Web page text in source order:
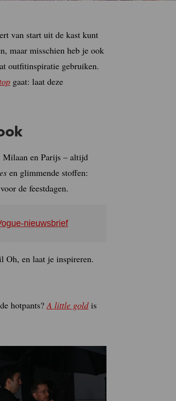
van start uit de kast kunt
maar misschien heb je ook
outfitinspiratie gebruiken.
gaat: laat deze
Milaan en Parijs – altijd
en glimmende stoffen:
de feestdagen.
nieuwsbrief
Oh, en laat je inspireren.
hotpants?A little goldis